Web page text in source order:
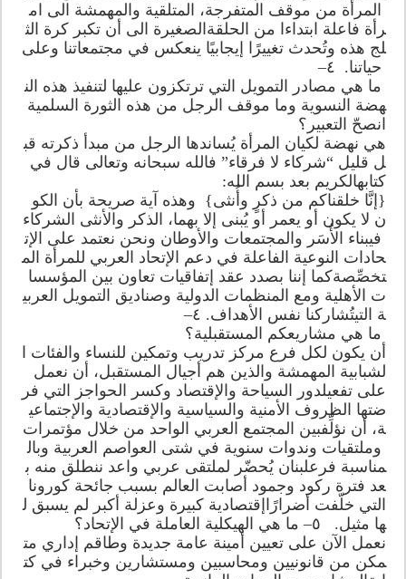
المرأة من موقف المتفرجة، المتلقية والمهمشة الى ام
رأة فاعلة ابتداءا من الحلقةالصغيرة الى أن تكبر كرة الث
لج هذه وتُحدث تغييرًا إيجابيًا ينعكس في مجتمعاتنا وعلى
حياتنا. ٤–
ما هي مصادر التمويل التي ترتكزون عليها لتنفيذ هذه الن
هضة النسوية وما موقف الرجل من هذه الثورة السلمية
انصحّ التعبير؟
هي نهضة لكيان المرأة يُساندها الرجل من مبدأ ذكرته قب
ل قليل “شركاء لا فرقاء” فالله سبحانه وتعالى قال في
كتابهالكريم بعد بسم الله:
{إنَّا خلقناكم من ذكرٍ وأُنثى} وهذه آية صريحة بأن الكو
ن لا يكون أو يعمر أو يُبنى إلا بهما، الذكر والأنثى الشركاء
فيبناء الأُسَر والمجتمعات والأوطان ونحن نعتمد على الإت
حادات النوعية الفاعلة في دعم الإتحاد العربي للمرأة الم
تخصِّصةكما إننا بصدد عقد إتفاقيات تعاون بين المؤسسا
ت الأهلية ومع المنظمات الدولية وصناديق التمويل العربي
ة التيتُشاركنا نفس الأهداف. ٤–
ما هي مشاريعكم المستقبلية؟
أن يكون لكل فرع مركز تدريب وتمكين للنساء والفئات ا
لشبابية المهمشة والذين هم أجيال المستقبل، أن نعمل
على تفعيلدور السياحة والإقتصاد وكسر الحواجز التي فر
ضتها الظروف الأمنية والسياسية والإقتصادية والإجتماعي
ة، أن نؤلِّفبين المجتمع العربي الواحد من خلال مؤتمرات
وملتقيات وندوات سنوية في شتى العواصم العربية وبال
مناسبة فرعلبنان يُحضّر لملتقى عربي واعد ننطلق منه ب
عد فترة ركود وجمود أصابت العالم بسبب جائحة كورونا
التي خلّفت أضرارًاإقتصادية كبيرة وعزلة أكبر لم يسبق ل
ها مثيل. ٥– ما هي الهيكلية العاملة في الإتحاد؟
نعمل الآن على تعيين أمينة عامة جديدة وطاقم إداري مت
مكن من قانونيين ومحاسبين ومستشارين وخبراء في كت